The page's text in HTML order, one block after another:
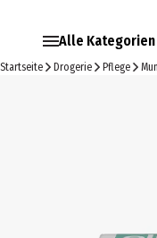
Alle Kategorien
Startseite Drogerie Pflege